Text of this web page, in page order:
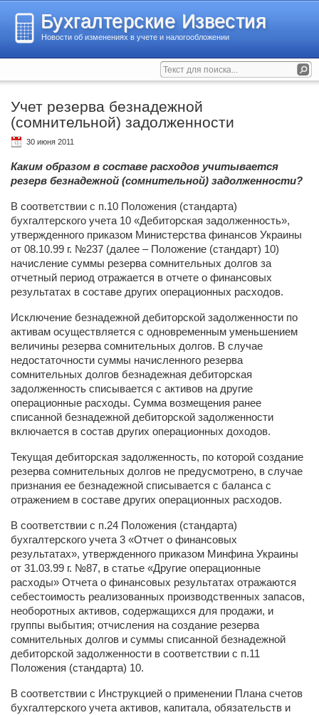
Бухгалтерские Известия
Новости об изменениях в учете и налогообложении
Учет резерва безнадежной
(сомнительной) задолженности
30 июня 2011
Каким образом в составе расходов учитывается
резерв безнадежной (сомнительной) задолженности?
В соответствии с п.10 Положения (стандарта)
бухгалтерского учета 10 «Дебиторская задолженность»,
утвержденного приказом Министерства финансов Украины
от 08.10.99 г. №237 (далее – Положение (стандарт) 10)
начисление суммы резерва сомнительных долгов за
отчетный период отражается в отчете о финансовых
результатах в составе других операционных расходов.
Исключение безнадежной дебиторской задолженности по
активам осуществляется с одновременным уменьшением
величины резерва сомнительных долгов. В случае
недостаточности суммы начисленного резерва
сомнительных долгов безнадежная дебиторская
задолженность списывается с активов на другие
операционные расходы. Сумма возмещения ранее
списанной безнадежной дебиторской задолженности
включается в состав других операционных доходов.
Текущая дебиторская задолженность, по которой создание
резерва сомнительных долгов не предусмотрено, в случае
признания ее безнадежной списывается с баланса с
отражением в составе других операционных расходов.
В соответствии с п.24 Положения (стандарта)
бухгалтерского учета 3 «Отчет о финансовых
результатах», утвержденного приказом Минфина Украины
от 31.03.99 г. №87, в статье «Другие операционные
расходы» Отчета о финансовых результатах отражаются
себестоимость реализованных производственных запасов,
необоротных активов, содержащихся для продажи, и
группы выбытия; отчисления на создание резерва
сомнительных долгов и суммы списанной безнадежной
дебиторской задолженности в соответствии с п.11
Положения (стандарта) 10.
В соответствии с Инструкцией о применении Плана счетов
бухгалтерского учета активов, капитала, обязательств и